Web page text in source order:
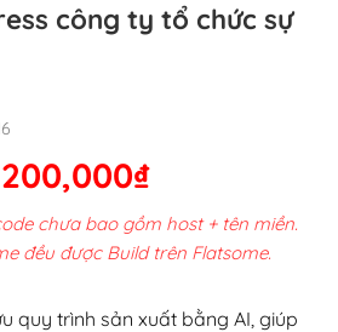
công ty tổ chức sự
Giá
gốc
là:
2,800,000₫.
200,000₫Giá
hiện
tại
200,000₫.
chưa bao gồm host + tên miền.
đều được Build trên Flatsome.
quy trình sản xuất bằng AI, giúp